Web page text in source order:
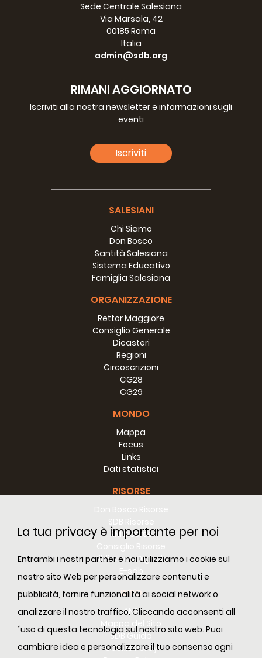
La tua privacy è importante per noi
Entrambi i nostri partner e noi utilizziamo i cookie sul
nostro sito Web per personalizzare contenuti e
pubblicità, fornire funzionalità ai social network o
analizzare il nostro traffico. Cliccando acconsenti all
´uso di questa tecnologia sul nostro sito web. Puoi
cambiare idea e personalizzare il tuo consenso ogni
Sede Centrale Salesiana
Via Marsala, 42
00185 Roma
Italia
admin@sdb.org
RIMANI AGGIORNATO
Iscriviti alla nostra newsletter e informazioni sugli
eventi
Iscriviti
SALESIANI
Chi Siamo
Don Bosco
Santità Salesiana
Sistema Educativo
Famiglia Salesiana
ORGANIZZAZIONE
Rettor Maggiore
Consiglio Generale
Dicasteri
Regioni
Circoscrizioni
CG28
CG29
MONDO
Mappa
Focus
Links
Dati statistici
RISORSE
RM Risorse
Biblioteca Digitale
E-sdb
INFO
ANS
Mappa del Sito
SDB Guida
Cookie Policy